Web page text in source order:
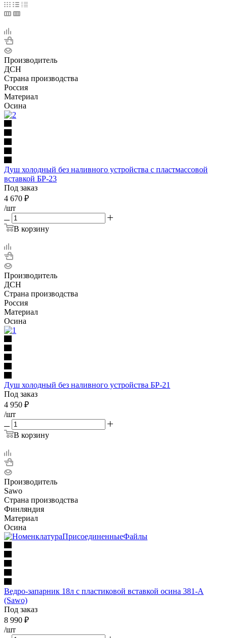
Производитель
ДСН
Страна производства
Россия
Материал
Осина
Душ холодный без наливного устройства с пластмассовой
вставкой БР-23
Под заказ
4 670 ₽
/шт
В корзину
Производитель
ДСН
Страна производства
Россия
Материал
Осина
Душ холодный без наливного устройства БР-21
Под заказ
4 950 ₽
/шт
В корзину
Производитель
Sawo
Страна производства
Финляндия
Материал
Осина
Ведро-запарник 18л с пластиковой вставкой осина 381-А
(Sawo)
Под заказ
8 990 ₽
/шт